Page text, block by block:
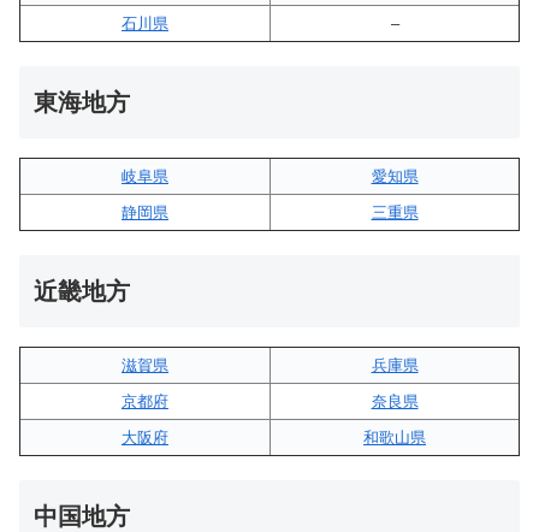
石川県
–
東海地方
岐阜県
愛知県
静岡県
三重県
近畿地方
滋賀県
兵庫県
京都府
奈良県
大阪府
和歌山県
中国地方